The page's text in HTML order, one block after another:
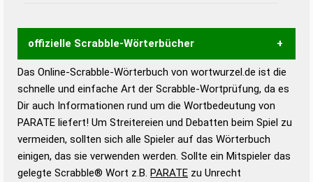
offizielle Scrabble-Wörterbücher
Wortwurzel liefert mit Hilfe eines semantischen
Wortanalyse-Algorithmus gute Anhaltspunkte zu
Wortbedeutung, Worttrennung und Wortform, um die
Gültigkeit eines Wortes für das Scrabble-Spiel zu
bestimmen!
zugelassene Turnier Scrabble-
Wörterbücher sind:
Das Online-Scrabble-Wörterbuch von wortwurzel.de ist die
schnelle und einfache Art der Scrabble-Wortprüfung, da es
Dir auch Informationen rund um die Wortbedeutung von
PARATE liefert! Um Streitereien und Debatten beim Spiel zu
vermeiden, sollten sich alle Spieler auf das Wörterbuch
einigen, das sie verwenden werden. Sollte ein Mitspieler das
gelegte Scrabble® Wort z.B. PARATE zu Unrecht